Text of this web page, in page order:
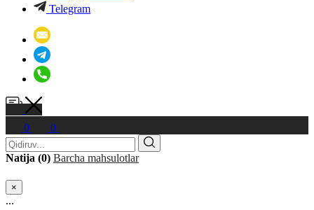
Telegram
0 0
Natija (0) Barcha mahsulotlar
×
...